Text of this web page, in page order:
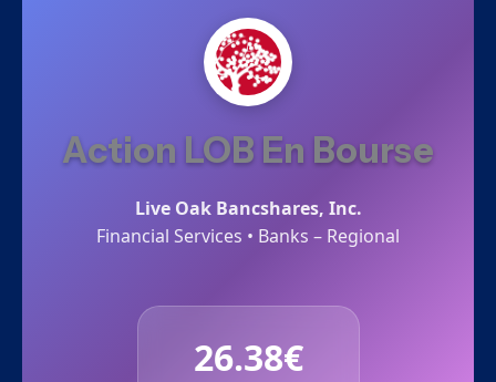
Action LOB En Bourse
Live Oak Bancshares, Inc.
Financial Services • Banks – Regional
26.38€